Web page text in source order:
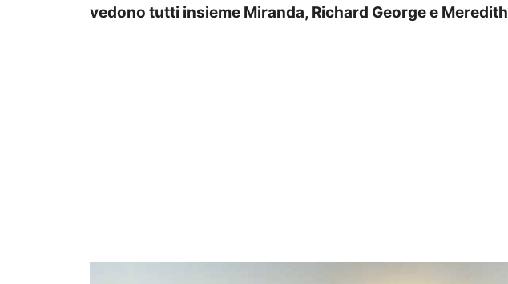
vedono tutti insieme Miranda, Richard George e Meredith